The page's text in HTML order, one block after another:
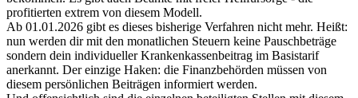
profitierten extrem von diesem Modell.
Ab 01.01.2026 gibt es dieses bisherige Verfahren nicht mehr. Heißt:
nun werden dir mit den monatlichen Steuern keine Pauschbeträge
sondern dein individueller Krankenkassenbeitrag im Basistarif
anerkannt. Der einzige Haken: die Finanzbehörden müssen von
diesem persönlichen Beiträgen informiert werden.